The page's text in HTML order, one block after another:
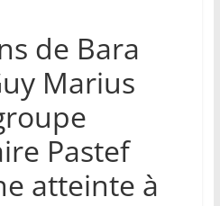
de Bara
Marius
Pastef
atteinte à